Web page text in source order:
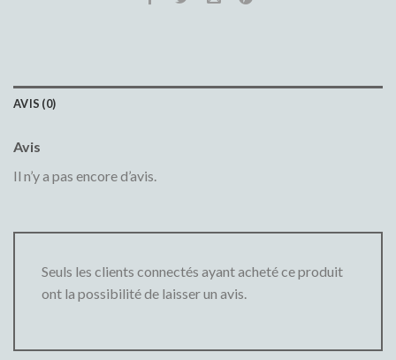
AVIS (0)
Avis
Il n’y a pas encore d’avis.
Seuls les clients connectés ayant acheté ce produit
ont la possibilité de laisser un avis.